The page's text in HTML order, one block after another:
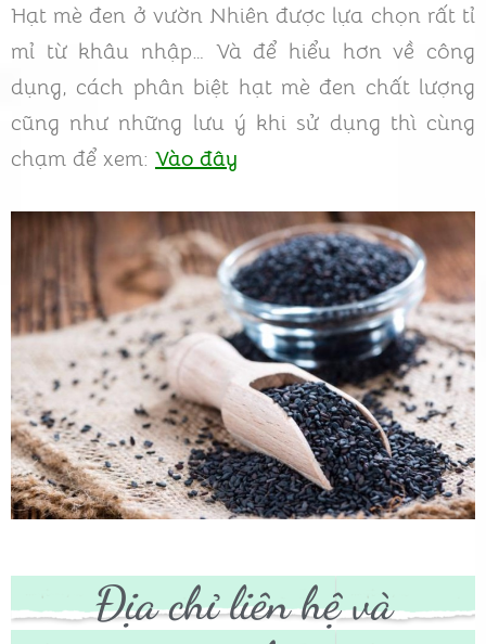
Hạt mè đen ở vườn Nhiên được lựa chọn rất tỉ
mỉ từ khâu nhập… Và để hiểu hơn về công
dụng, cách phân biệt hạt mè đen chất lượng
cũng như những lưu ý khi sử dụng thì cùng
chạm để xem: Vào đây
Địa chỉ liên hệ và